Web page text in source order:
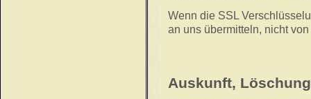
Wenn die SSL
an uns übermitteln, nicht
Auskunft,